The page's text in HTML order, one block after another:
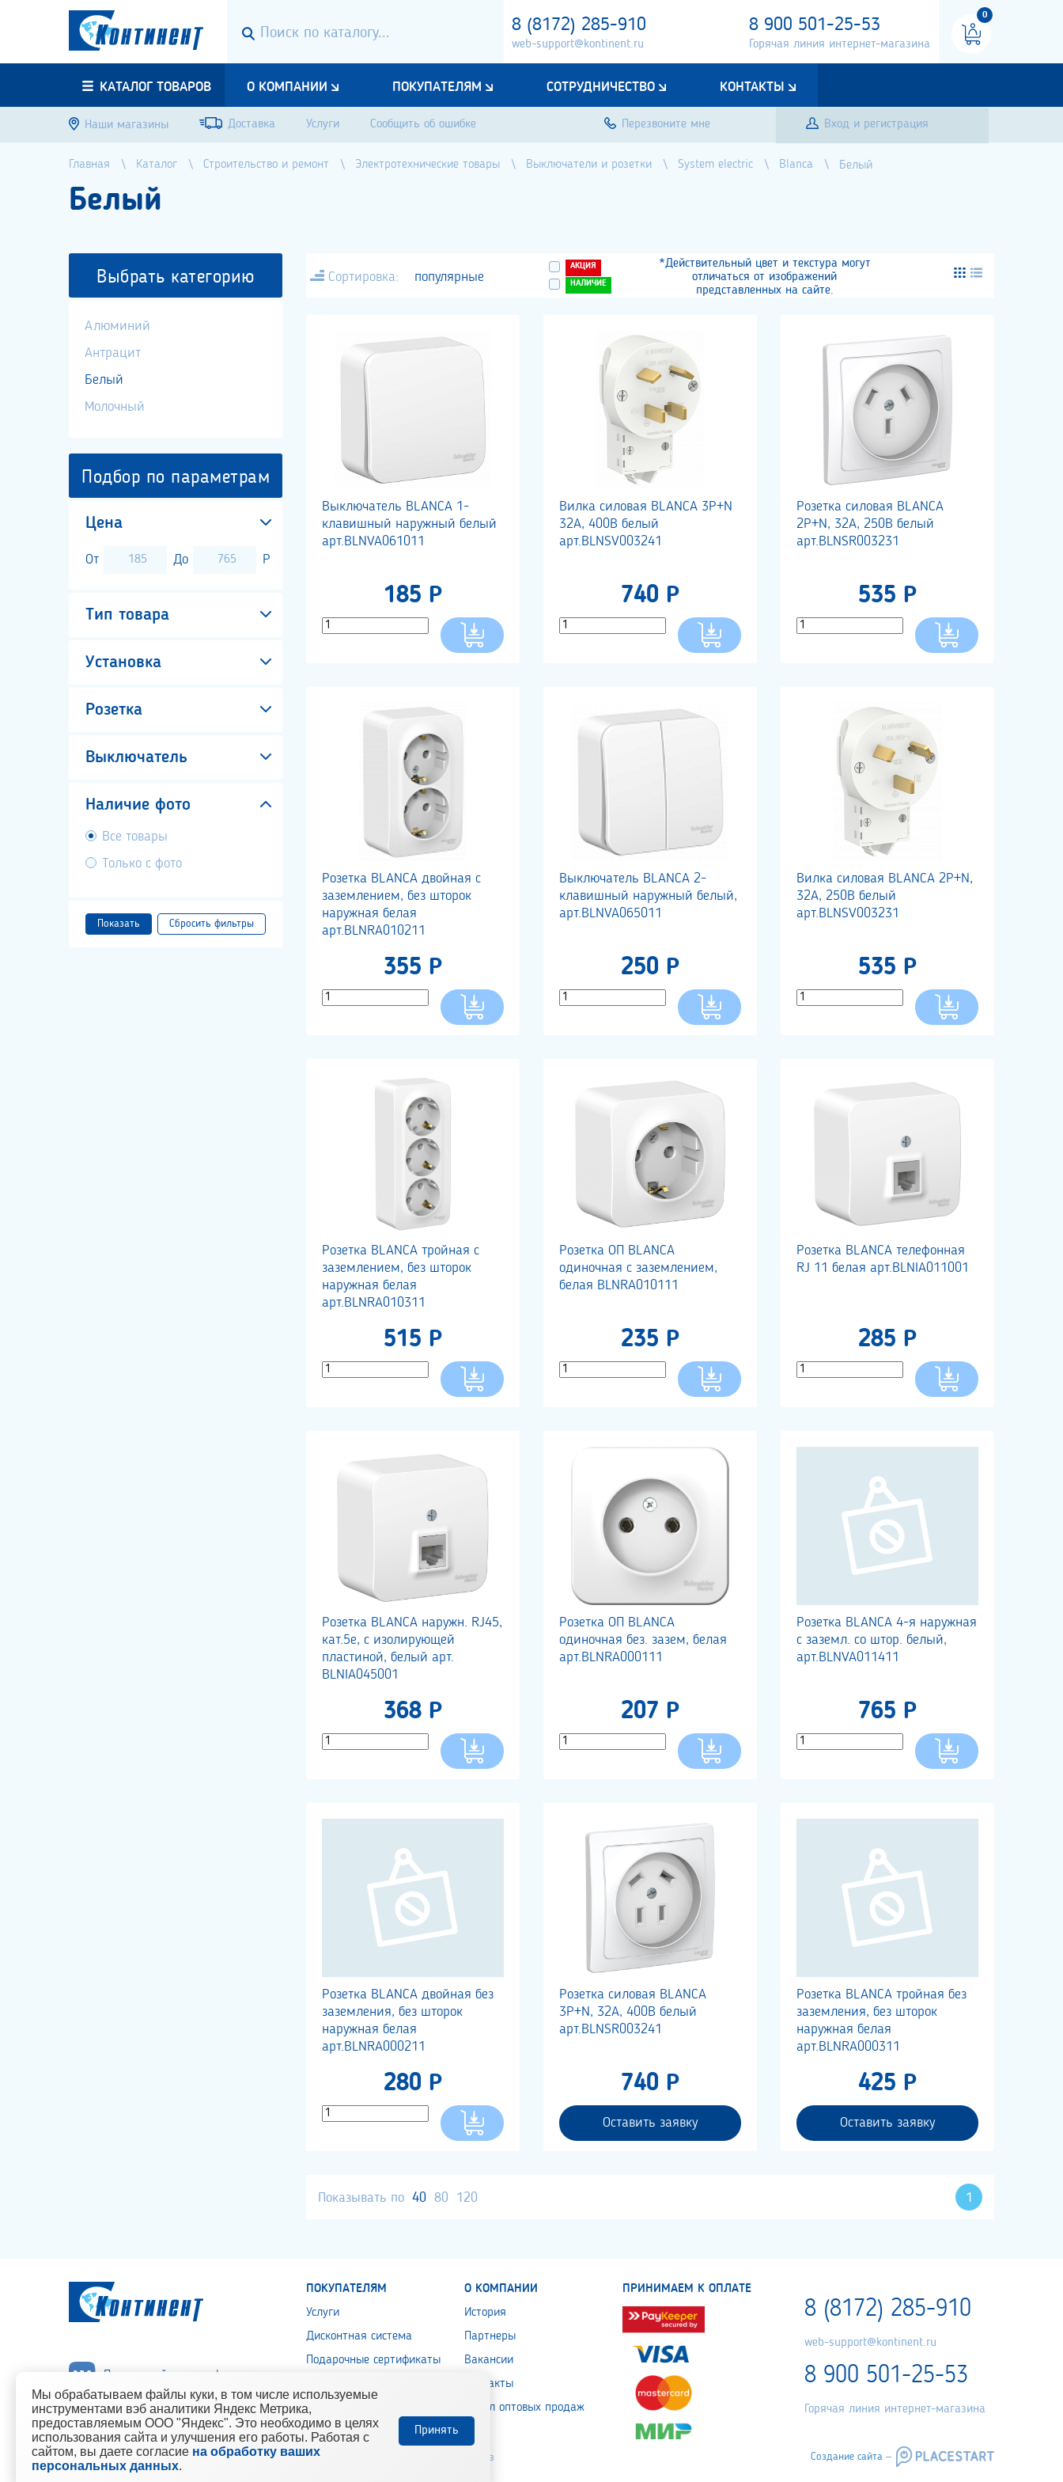
8 (8172) 285-910
web-support@kontinent.ru
8 900 501-25-53
Горячая линия интернет-магазина
0
КАТАЛОГ ТОВАРОВ О КОМПАНИИ ПОКУПАТЕЛЯМ СОТРУДНИЧЕСТВО КОНТАКТЫ
Наши магазины Доставка Услуги Сообщить об ошибке Перезвоните мне Вход и регистрация
Главная Каталог Строительство и ремонт Электротехнические товары Выключатели и розетки System electric Blanca Белый
Белый
Выбрать категорию
Алюминий
Антрацит
Белый
Молочный
Подбор по параметрам
Цена
От До Р
Тип товара
Установка
Розетка
Выключатель
Наличие фото
Все товары
Только с фото
Показать
Сортировка: популярные
АКЦИЯ
НАЛИЧИЕ
*Действительный цвет и текстура могут
отличаться от изображений
представленных на сайте.
Выключатель BLANCA 1-
клавишный наружный белый
арт.BLNVA061011
185 Р
Вилка силовая BLANCA 3Р+N
32А, 400В белый
арт.BLNSV003241
740 Р
Розетка силовая BLANCA
2Р+N, 32А, 250В белый
арт.BLNSR003231
535 Р
Розетка BLANCA двойная с
заземлением, без шторок
наружная белая
арт.BLNRA010211
355 Р
Выключатель BLANCA 2-
клавишный наружный белый,
арт.BLNVA065011
250 Р
Вилка силовая BLANCA 2Р+N,
32А, 250В белый
арт.BLNSV003231
535 Р
Розетка BLANCA тройная с
заземлением, без шторок
наружная белая
арт.BLNRA010311
515 Р
Розетка ОП BLANCA
одиночная с заземлением,
белая BLNRA010111
235 Р
Розетка BLANCA телефонная
RJ 11 белая арт.BLNIA011001
285 Р
Розетка BLANCA наружн. RJ45,
кат.5e, с изолирующей
пластиной, белый арт.
BLNIA045001
368 Р
Розетка ОП BLANCA
одиночная без. зазем, белая
арт.BLNRA000111
207 Р
Розетка BLANCA 4-я наружная
с заземл. со штор. белый,
арт.BLNVA011411
765 Р
Розетка BLANCA двойная без
заземления, без шторок
наружная белая
арт.BLNRA000211
280 Р
Розетка силовая BLANCA
3Р+N, 32А, 400В белый
арт.BLNSR003241
740 Р
Оставить заявку
Розетка BLANCA тройная без
заземления, без шторок
наружная белая
арт.BLNRA000311
425 Р
Оставить заявку
Показывать по 40 80 120 1
Подписывайся на нас!
ПОКУПАТЕЛЯМ
Услуги
Дисконтная система
Подарочные сертификаты
персональных данных
О КОМПАНИИ
История
Партнеры
Вакансии
Контакты
Отдел оптовых продаж
ПРИНИМАЕМ К ОПЛАТЕ
8 (8172) 285-910
web-support@kontinent.ru
8 900 501-25-53
Горячая линия интернет-магазина
© 2010-2021 Компания «Континент» Сеть магазинов строительно-отделочных материалов Создание сайта –
Мы обрабатываем файлы куки, в том числе используемые
инструментами вэб аналитики Яндекс Метрика,
предоставляемым ООО "Яндекс". Это необходимо в целях
использования сайта и улучшения его работы. Работая с
сайтом, вы даете согласие на обработку ваших
персональных данных.
Принять